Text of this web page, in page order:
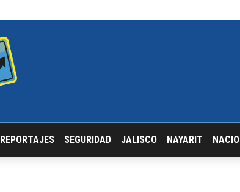
REPORTAJES SEGURIDAD JALISCO NAYARIT